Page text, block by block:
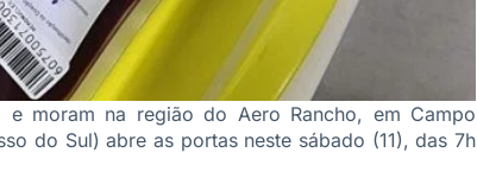
e moram na região do Aero Rancho, em Campo
do Sul) abre as portas neste sábado (11), das 7h